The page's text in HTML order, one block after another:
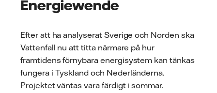
Energiewende
Efter att ha analyserat Sverige och Norden ska
Vattenfall nu att titta närmare på hur
framtidens förnybara energisystem kan tänkas
fungera i Tyskland och Nederländerna.
Projektet väntas vara färdigt i sommar.